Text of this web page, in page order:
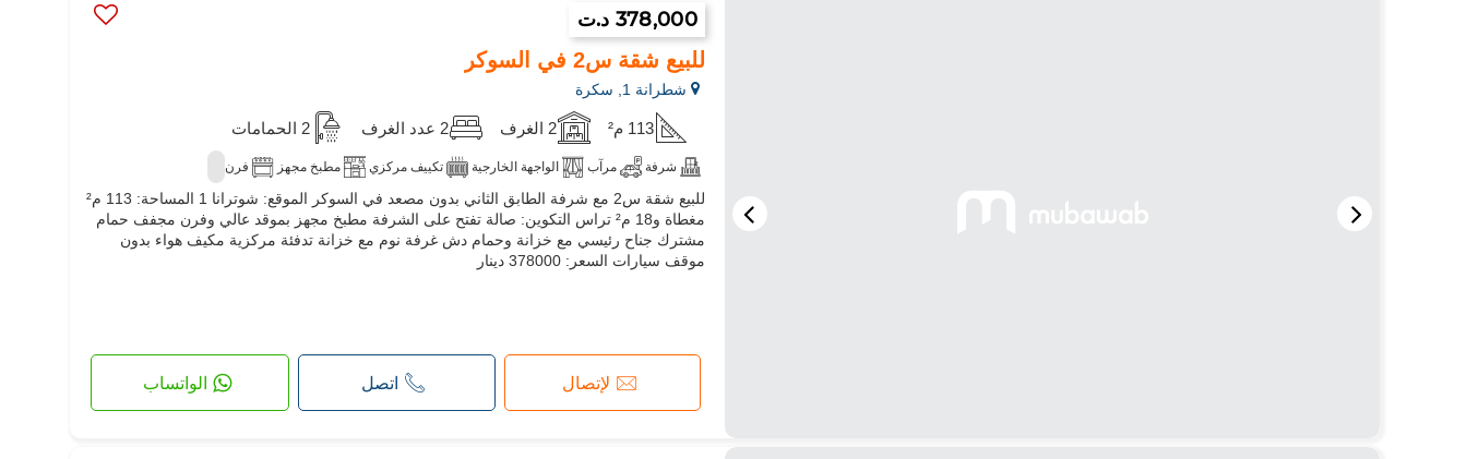
378,000 د.ت
للبيع شقة س2 في السوكر
شطرانة 1, سكرة
113 م² 2 الغرف 2 عدد الغرف 2 الحمامات
شرفة مرآب الواجهة الخارجية تكييف مركزي مطبخ مجهز فرن
للبيع شقة س2 مع شرفة الطابق الثاني بدون مصعد في السوكر الموقع: شوترانا 1 المساحة: 113 م²
مغطاة و18 م² تراس التكوين: صالة تفتح على الشرفة مطبخ مجهز بموقد عالي وفرن مجفف حمام
مشترك جناح رئيسي مع خزانة وحمام دش غرفة نوم مع خزانة تدفئة مركزية مكيف هواء بدون
موقف سيارات السعر: 378000 دينار
لإتصال اتصل الواتساب